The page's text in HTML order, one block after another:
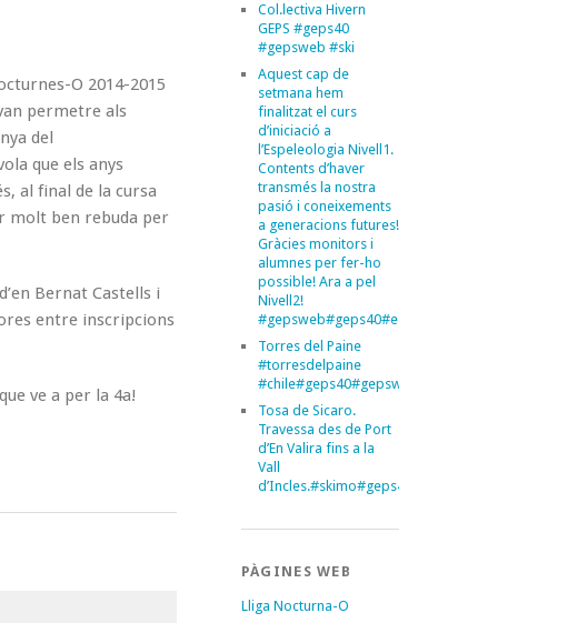
O 2014-2015
permetre als
del
que els anys
al final de la cursa
molt ben rebuda per
Bernat Castells i
entre inscripcions
ve a per la 4a!
Col.lectiva Hivern
GEPS #geps40
#gepsweb #ski
Aquest cap de
setmana hem
finalitzat el curs
d’iniciació a
l’Espeleologia Nivell1.
Contents d’haver
transmés la nostra
pasió i coneixements
a generacions futures!
Gràcies monitors i
alumnes per fer-ho
possible! Ara a pel
Nivell2!
#gepsweb#geps40#espeleo#espeleologia
Torres del Paine
#torresdelpaine
#chile#geps40#gepsweb
Tosa de Sicaro.
Travessa des de Port
d’En Valira fins a la
Vall
d’Incles.#skimo#geps40#gepsweb
PÀGINES WEB
Lliga Nocturna-O